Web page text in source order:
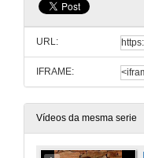
URL:
IFRAME:
Vídeos da mesma serie